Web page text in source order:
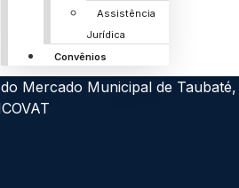
Assistência
Jurídica
Convênios